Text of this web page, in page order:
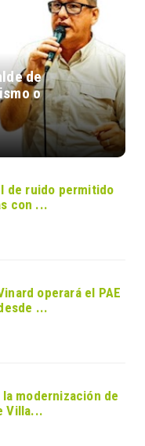
de
o
de ruido permitido
con ...
operará el PAE
...
modernización de
Villa...